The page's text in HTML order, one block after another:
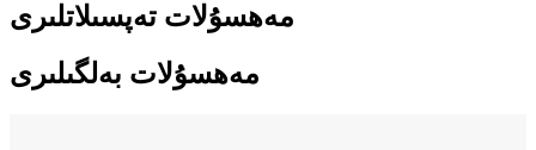
مەھسۇلات تەپسىلاتلىرى
مەھسۇلات بەلگىلىرى